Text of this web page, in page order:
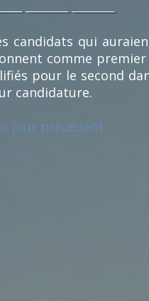
0.19
(1)
0.19
(1)
candidats qui
comme premier
pour le second
candidature.
jour précédent